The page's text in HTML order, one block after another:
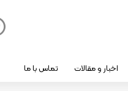
اخبار و مقالات تماس با ما